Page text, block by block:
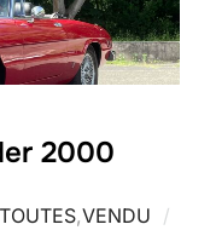
2000
TOUTES,VENDU